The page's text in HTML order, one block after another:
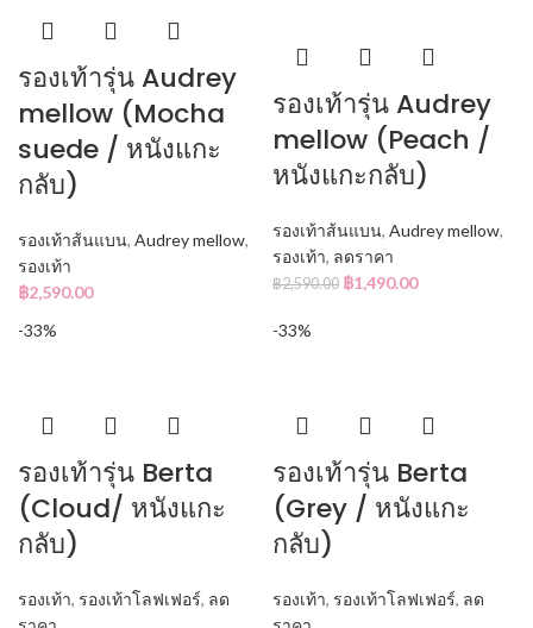
รองเท้ารุ่น Audrey
mellow (Mocha
suede / หนังแกะ
กลับ)
รองเท้าส้นแบน, Audrey mellow,
รองเท้า
฿2,590.00
รองเท้ารุ่น Audrey
mellow (Peach /
หนังแกะกลับ)
รองเท้าส้นแบน, Audrey mellow,
รองเท้า, ลดราคา
฿2,590.00 ฿1,490.00
-33%
รองเท้ารุ่น Berta
(Cloud/ หนังแกะ
กลับ)
รองเท้า, รองเท้าโลฟเฟอร์, ลด
-33%
รองเท้ารุ่น Berta
(Grey / หนังแกะ
กลับ)
รองเท้า, รองเท้าโลฟเฟอร์, ลด